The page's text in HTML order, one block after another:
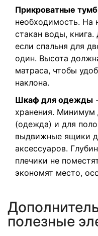
Прикроватные
необходимость. На
стакан воды,
если спальня для
один. Высота
матраса, чтобы
наклона.
Шкаф для одежды
хранения. Минимум
(одежда) и для
выдвижные ящики
аксессуаров.
плечики не
экономят место,
полезные